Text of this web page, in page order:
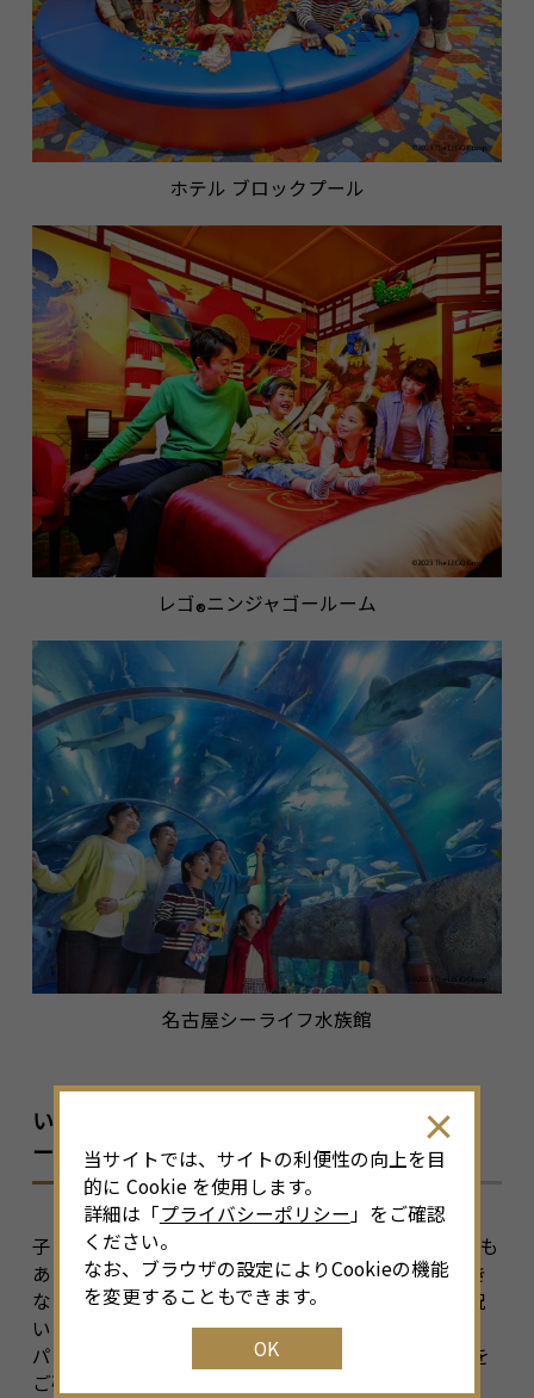
ホテル ブロックプール
レゴ®ニンジャゴールーム
名古屋シーライフ水族館
いましかできないバースデー体験！「ハッピ
ー・バースデー・パッケージ」
子どもたちにとって、1年の中でもビッグイベントでも
あるお誕生日。家族にとっても一生忘れることのでき
ない特別な記念日を、レゴランド
・ジャパンでお祝
いしましょう！
パッケージ内容、料金については公式ホームページを
ご確認ください。
当サイトでは、サイトの利便性の向上を目
的に Cookie を使用します。
詳細は「プライバシーポリシー 」をご確認
ください。
なお、ブラウザの設定によりCookieの機能
を変更することもできます。
OK